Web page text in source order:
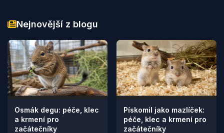
Nejnovější z blogu
Osmák degu: péče, klec
a krmení pro
začátečníky
Pískomil jako mazlíček:
péče, klec a krmení pro
začátečníky